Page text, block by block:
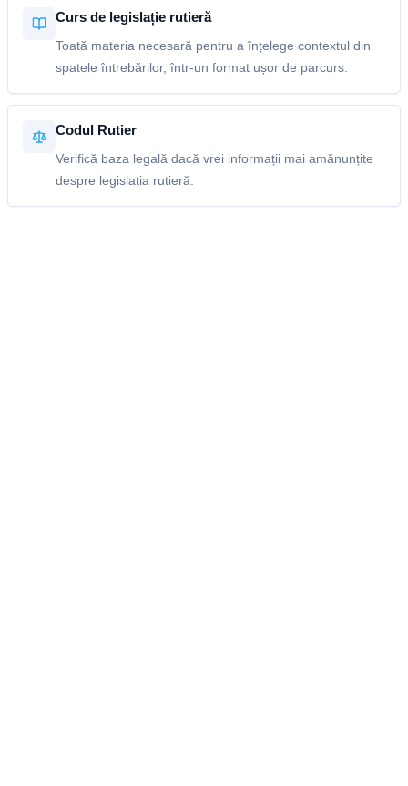
Curs de legislație rutieră
Toată materia necesară pentru a înțelege contextul din
spatele întrebărilor, într-un format ușor de parcurs.
Codul Rutier
Verifică baza legală dacă vrei informații mai amănunțite
despre legislația rutieră.